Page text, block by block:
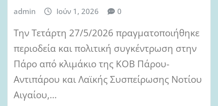
admin Ιούν 1, 2026 0
Την Τετάρτη 27/5/2026 πραγματοποιήθηκε
περιοδεία και πολιτική συγκέντρωση στην
Πάρο από κλιμάκιο της ΚΟΒ Πάρου-
Αντιπάρου και Λαϊκής Συσπείρωσης Νοτίου
Αιγαίου,…